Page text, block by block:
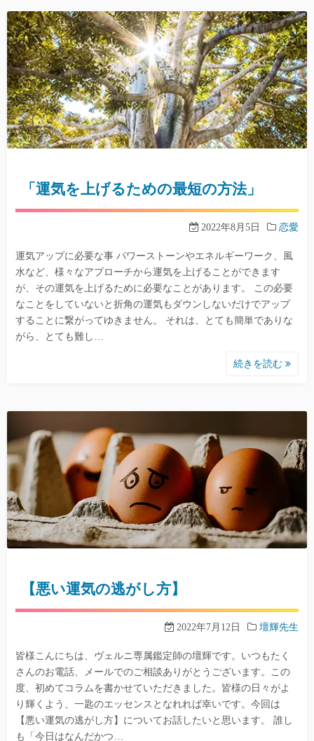
「運気を上げるための最短の方法」
2022年8月5日 恋愛
運気アップに必要な事 パワーストーンやエネルギーワーク、風
水など、様々なアプローチから運気を上げることができます
が、その運気を上げるために必要なことがあります。 この必要
なことをしていないと折角の運気もダウンしないだけでアップ
することに繋がってゆきません。 それは、とても簡単でありな
がら、とても難し…
続きを読む
【悪い運気の逃がし方】
2022年7月12日 壇輝先生
皆様こんにちは、ヴェルニ専属鑑定師の壇輝です。いつもたく
さんのお電話、メールでのご相談ありがとうございます。この
度、初めてコラムを書かせていただきました。皆様の日々がよ
り輝くよう、一匙のエッセンスとなれれば幸いです。今回は
【悪い運気の逃がし方】についてお話したいと思います。 誰し
も「今日はなんだかつ…